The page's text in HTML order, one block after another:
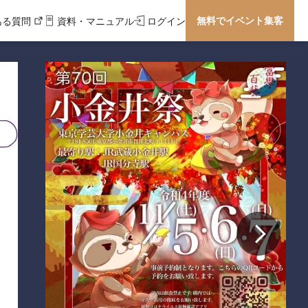
質問 資料・マニュアル ログイン 無料でイベント集客